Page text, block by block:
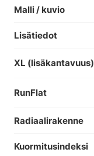
Malli / kuvio
Lisätiedot
XL (lisäkantavuus)
RunFlat
Radiaalirakenne
Kuormitusindeksi